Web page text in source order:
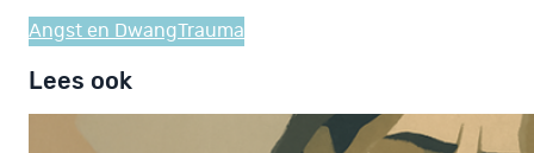
Angst en DwangTrauma
Lees ook